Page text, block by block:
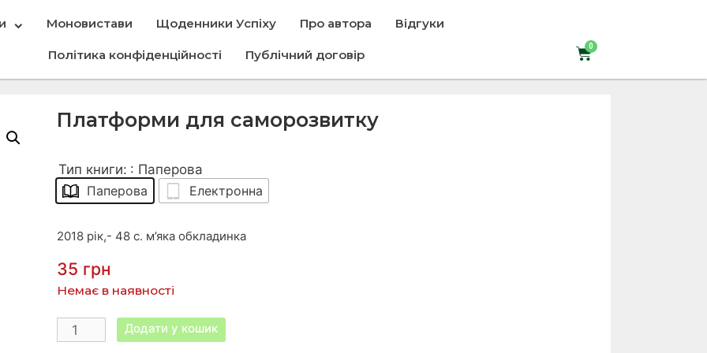
Моновистави Щоденники Успіху Про автора Відгуки
Політика конфіденційності Публічний договір
Платформи для саморозвитку
Тип книги: : Паперова
Паперова
Електронна
2018 рік,- 48 с. м’яка обкладинка
35 грн
Немає в наявності
Додати у кошик